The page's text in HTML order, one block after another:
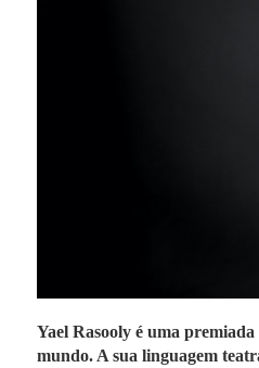
Yael Rasooly é uma
mundo. A sua linguagem